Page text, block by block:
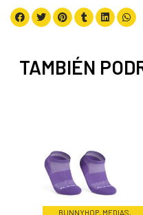
TAMBIÉN
BUNNYHOP, MEDIAS,